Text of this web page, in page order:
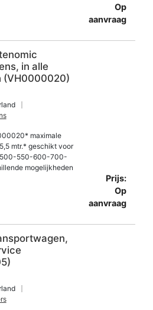
Op
aanvraag
in alle
(VH0000020)
maximale
mtr.* geschikt voor
500-550-600-700-
mogelijkheden
Prijs:
Op
aanvraag